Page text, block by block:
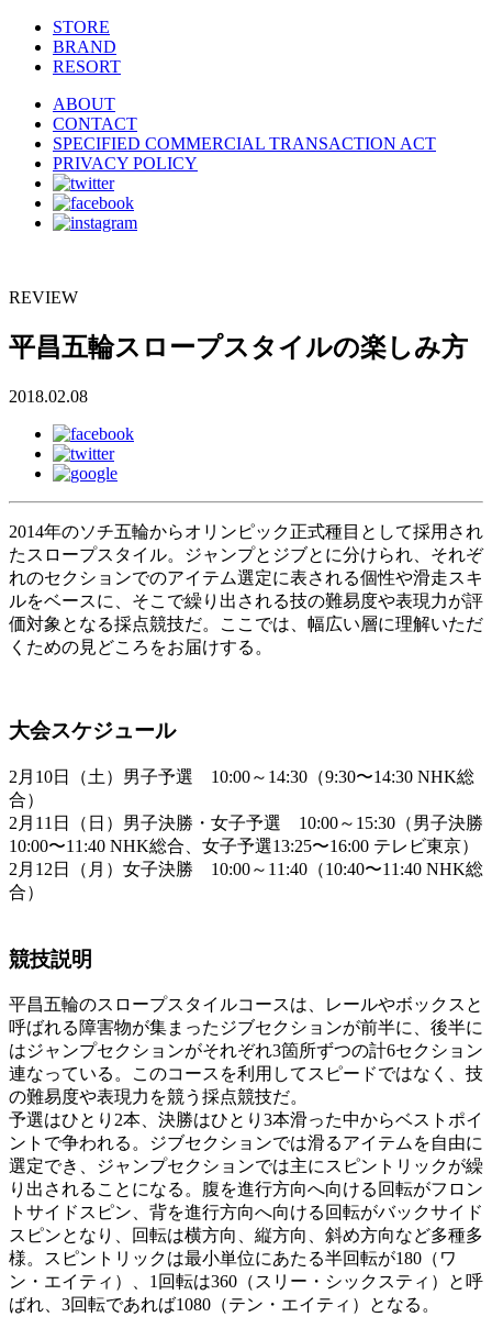
STORE
BRAND
RESORT
ABOUT
CONTACT
SPECIFIED COMMERCIAL TRANSACTION ACT
PRIVACY POLICY
REVIEW
平昌五輪スロープスタイルの楽しみ方
2018.02.08
2014年のソチ五輪からオリンピック正式種目として採用され
たスロープスタイル。ジャンプとジブとに分けられ、それぞ
れのセクションでのアイテム選定に表される個性や滑走スキ
ルをベースに、そこで繰り出される技の難易度や表現力が評
価対象となる採点競技だ。ここでは、幅広い層に理解いただ
くための見どころをお届けする。
大会スケジュール
2月10日（土）男子予選 10:00～14:30（9:30〜14:30 NHK総
合）
2月11日（日）男子決勝・女子予選 10:00～15:30（男子決勝
10:00〜11:40 NHK総合、女子予選13:25〜16:00 テレビ東京）
2月12日（月）女子決勝 10:00～11:40（10:40〜11:40 NHK総
合）
競技説明
平昌五輪のスロープスタイルコースは、レールやボックスと
呼ばれる障害物が集まったジブセクションが前半に、後半に
はジャンプセクションがそれぞれ3箇所ずつの計6セクション
連なっている。このコースを利用してスピードではなく、技
の難易度や表現力を競う採点競技だ。
予選はひとり2本、決勝はひとり3本滑った中からベストポイ
ントで争われる。ジブセクションでは滑るアイテムを自由に
選定でき、ジャンプセクションでは主にスピントリックが繰
り出されることになる。腹を進行方向へ向ける回転がフロン
トサイドスピン、背を進行方向へ向ける回転がバックサイド
スピンとなり、回転は横方向、縦方向、斜め方向など多種多
様。スピントリックは最小単位にあたる半回転が180（ワ
ン・エイティ）、1回転は360（スリー・シックスティ）と呼
ばれ、3回転であれば1080（テン・エイティ）となる。